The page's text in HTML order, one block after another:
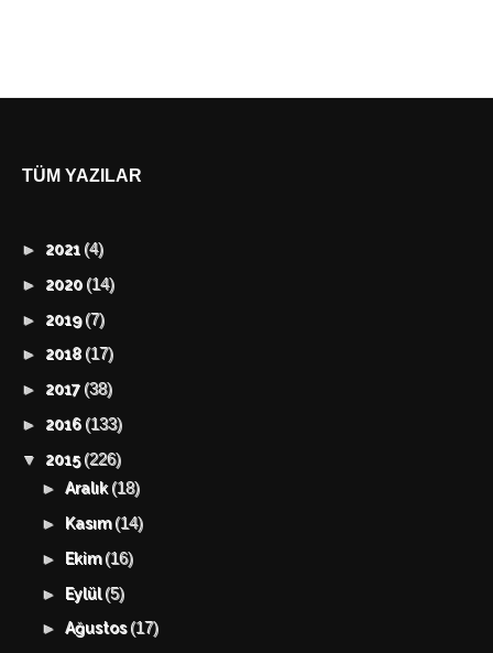
TÜM YAZILAR
► 2021 (4)
► 2020 (14)
► 2019(7)
► 2018 (17)
► 2017 (38)
► 2016 (133)
▼ 2015(226)
►Aralık(18)
► Kasım(14)
► Ekim(16)
► Eylül(5)
►Ağustos(17)